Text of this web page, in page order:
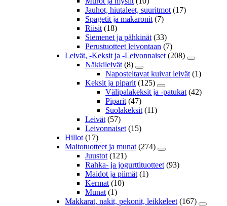
Jauhot, hiutaleet, suuritmot (17)
Spagetit ja makaronit (7)
Riisit (18)
Siemenet ja pähkinät (33)
Perustuotteet leivontaan (7)
Leivät, -Keksit ja -Leivonnaiset (208)
Näkkileivät (8)
Naposteltavat kuivat leivät (1)
Keksit ja piparit (125)
Välipalakeksit ja -patukat (42)
Piparit (47)
Suolakeksit (11)
Leivät (57)
Leivonnaiset (15)
Hillot (17)
Maitotuotteet ja munat (274)
Juustot (121)
Rahka- ja jogurttituotteet (93)
Maidot ja piimät (1)
Kermat (10)
Munat (1)
Makkarat, nakit, pekonit, leikkeleet (167)